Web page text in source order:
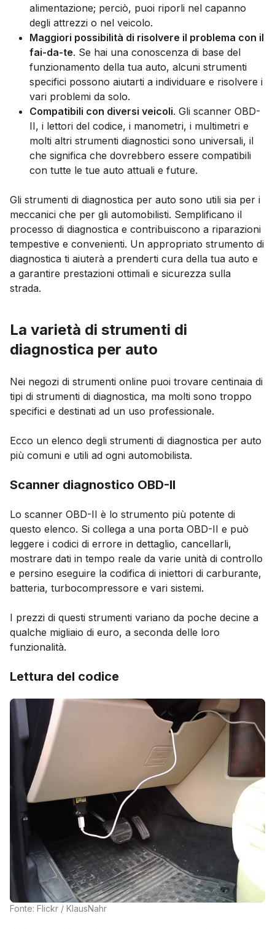
alimentazione; perciò, puoi riporli nel capanno
degli attrezzi o nel veicolo.
Maggiori possibilità di risolvere il problema con il
fai-da-te. Se hai una conoscenza di base del
funzionamento della tua auto, alcuni strumenti
specifici possono aiutarti a individuare e risolvere i
vari problemi da solo.
Compatibili con diversi veicoli. Gli scanner OBD-
II, i lettori del codice, i manometri, i multimetri e
molti altri strumenti diagnostici sono universali, il
che significa che dovrebbero essere compatibili
con tutte le tue auto attuali e future.
Gli strumenti di diagnostica per auto sono utili sia per i
meccanici che per gli automobilisti. Semplificano il
processo di diagnostica e contribuiscono a riparazioni
tempestive e convenienti. Un appropriato strumento di
diagnostica ti aiuterà a prenderti cura della tua auto e
a garantire prestazioni ottimali e sicurezza sulla
strada.
La varietà di strumenti di
diagnostica per auto
Nei negozi di strumenti online puoi trovare centinaia di
tipi di strumenti di diagnostica, ma molti sono troppo
specifici e destinati ad un uso professionale.
Ecco un elenco degli strumenti di diagnostica per auto
più comuni e utili ad ogni automobilista.
Scanner diagnostico OBD-II
Lo scanner OBD-II è lo strumento più potente di
questo elenco. Si collega a una porta OBD-II e può
leggere i codici di errore in dettaglio, cancellarli,
mostrare dati in tempo reale da varie unità di controllo
e persino eseguire la codifica di iniettori di carburante,
batteria, turbocompressore e vari sistemi.
I prezzi di questi strumenti variano da poche decine a
qualche migliaio di euro, a seconda delle loro
funzionalità.
Lettura del codice
Fonte: Flickr / KlausNahr